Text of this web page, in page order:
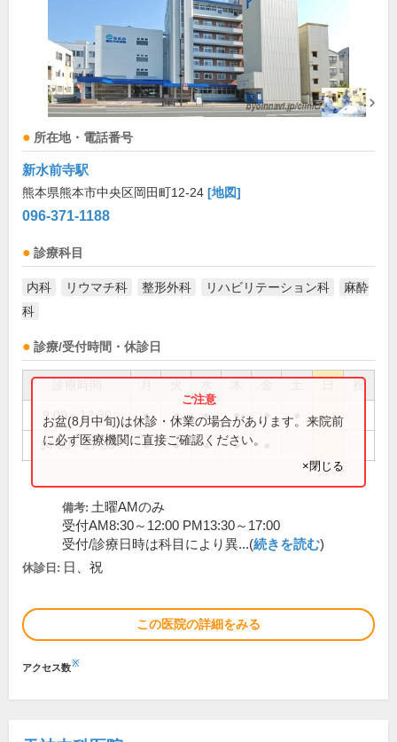
所在地・電話番号
新水前寺駅
熊本県熊本市中央区岡田町12-24 [地図]
096-371-1188
診療科目
内科 リウマチ科 整形外科 リハビリテーション科
麻酔
科
診療/受付時間・休診日
祝
9:00～12:30 ● ● ● ● ●
14:00～17:30 ● ● ● ●
お盆(8月中旬)は休診・休業の場合があります。来院前
に必ず医療機関に直接ご確認ください。
×閉じる
備考: 土曜AMのみ
受付AM8:30～12:00 PM13:30～17:00
受付/診療日時は科目により異...(続きを読む)
休診日: 日、祝
この医院の詳細をみる
アクセス数※